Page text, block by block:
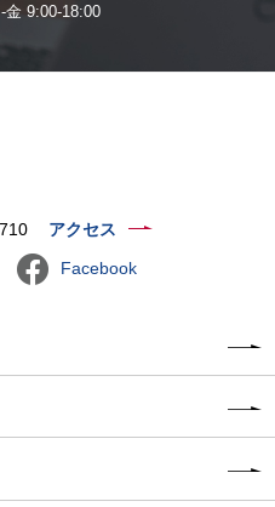
金 9:00-18:00
アクセス
Facebook